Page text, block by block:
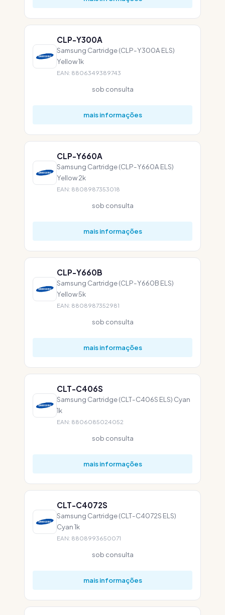
CLP-Y300A
Samsung Cartridge (CLP-Y300A ELS)
Yellow 1k
EAN: 8806349389743
sob consulta
mais informações
CLP-Y660A
Samsung Cartridge (CLP-Y660A ELS)
Yellow 2k
EAN: 8808987353018
sob consulta
mais informações
CLP-Y660B
Samsung Cartridge (CLP-Y660B ELS)
Yellow 5k
EAN: 8808987352981
sob consulta
mais informações
CLT-C406S
Samsung Cartridge (CLT-C406S ELS) Cyan
1k
EAN: 8806085024052
sob consulta
mais informações
CLT-C4072S
Samsung Cartridge (CLT-C4072S ELS)
Cyan 1k
EAN: 8808993650071
sob consulta
mais informações